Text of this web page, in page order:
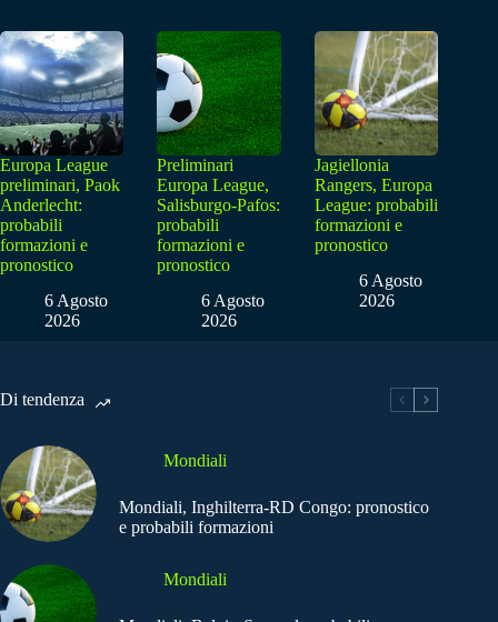
Europa League
preliminari, Paok
Anderlecht:
probabili
formazioni e
pronostico
6 Agosto
2026
Preliminari
Europa League,
Salisburgo-Pafos:
probabili
formazioni e
pronostico
6 Agosto
2026
Jagiellonia
Rangers, Europa
League: probabili
formazioni e
pronostico
6 Agosto
2026
Di tendenza
Mondiali
Mondiali, Inghilterra-RD Congo: pronostico
e probabili formazioni
Mondiali